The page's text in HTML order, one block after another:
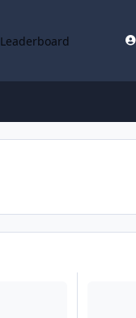
Leaderboard